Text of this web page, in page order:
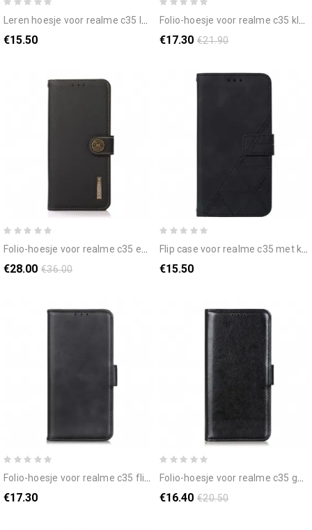
leren hoesje voor realme c35 lychee-textuur
€15.50
folio-hoesje voor realme c35 klassiek mat
€17.30 €21.90
folio-hoesje voor realme c35 echt leder rfid khazneh
€28.00 €36.00
flip case voor realme c35 met ketting banddriehoeken
€15.50
folio-hoesje voor realme c35 flip case klassieke dubbele klep
€17.30
folio-hoesje voor realme c35 gewaxt kunstleer
€16.40 €20.50